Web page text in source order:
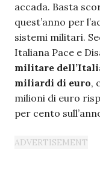
accada. Basta
quest’anno per
sistemi militari.
Italiana Pace e
militare
miliardi di euro,
milioni di euro
per cento